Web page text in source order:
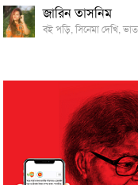
জারিন তাসনিম
বই পড়ি, সিনেমা দেখি,